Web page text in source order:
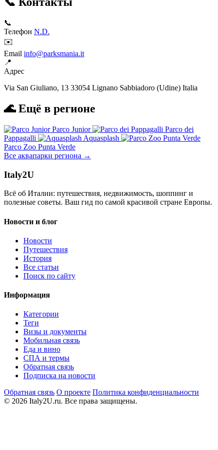
📞
Телефон N.D.
✉️
Email info@parksmania.it
📍
Адрес
Via San Giuliano, 13 33054 Lignano Sabbiadoro (Udine) Italia
🌊 Ещё в регионе
Parco Junior
Parco dei
Pappagalli
Aquasplash
Parco Zoo Punta Verde
Все аквапарки региона →
Italy2U
Всё об Италии: путешествия, недвижимость, шоппинг и
полезные советы. Ваш гид по самой красивой стране Европы.
Новости и блог
Новости
Путешествия
История
Все статьи
Поиск по сайту
Информация
Категории
Теги
Визы и документы
Мобильная связь
Еда и вино
СПА и термы
Обратная связь
Подписка на новости
Обратная связь О проекте Политика конфиденциальности
© 2026 Italy2U.ru. Все права защищены.